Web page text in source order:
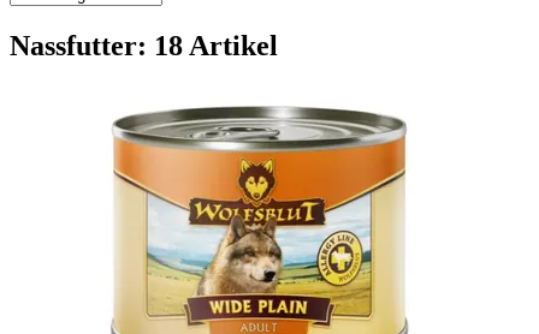
Nassfutter: 18 Artikel